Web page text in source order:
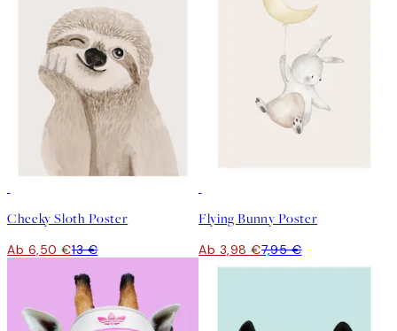
Cheeky Sloth Poster
Ab 6,50 €13 €
Flying Bunny Poster
Ab 3,98 €7,95 €